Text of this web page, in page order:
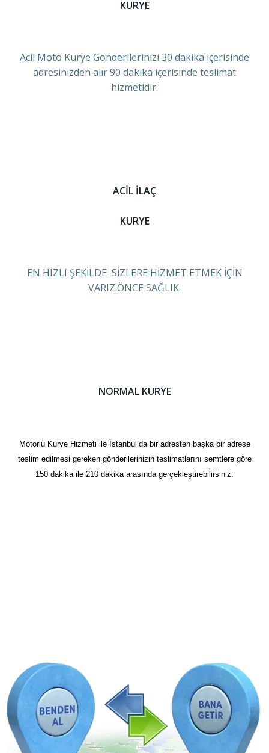
KURYE
Acil Moto Kurye Gönderilerinizi 30 dakika içerisinde
adresinizden alır 90 dakika içerisinde teslimat
hizmetidir.
ACİL İLAÇ
KURYE
EN HIZLI ŞEKİLDE SİZLERE HİZMET ETMEK İÇİN
VARIZ.ÖNCE SAĞLIK.
NORMAL KURYE
Motorlu Kurye Hizmeti ile İstanbul’da bir adresten başka bir adrese
teslim edilmesi gereken gönderilerinizin teslimatlarını semtlere göre
150 dakika ile 210 dakika arasında gerçekleştirebilirsiniz.